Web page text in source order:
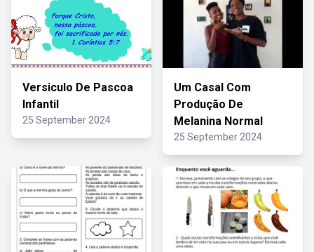
Versiculo De Pascoa
Infantil
25 September 2024
Um Casal Com
Produção De
Melanina Normal
25 September 2024